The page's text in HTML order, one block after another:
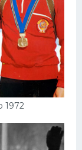
1972